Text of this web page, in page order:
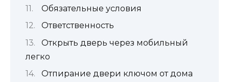
Обязательные условия
Ответственность
Открыть дверь через мобильный
легко
Отпирание двери ключом от дома